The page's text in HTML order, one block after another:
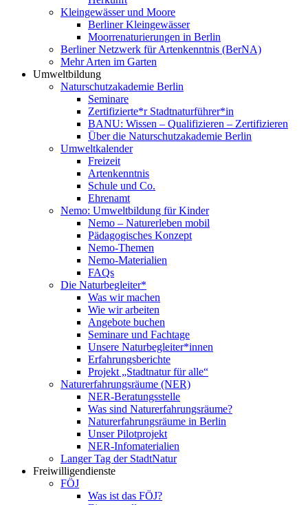
Kleingewässer und Moore
Berliner Kleingewässer
Moorrenaturierungen in Berlin
Berliner Netzwerk für Artenkenntnis (BerNA)
Mehr Arten im Garten
Umweltbildung
Naturschutzakademie Berlin
Seminare
Zertifizierte*r Stadtnaturführer*in
BANU: Wissen – Qualifizieren – Zertifizieren
Über die Naturschutzakademie Berlin
Umweltkalender
Freizeit
Artenkenntnis
Schule und Co.
Ehrenamt
Nemo: Umweltbildung für Kinder
Nemo – Naturerleben mobil
Pädagogisches Konzept
Nemo-Themen
Nemo-Materialien
FAQs
Die Naturbegleiter*
Was wir machen
Wie wir arbeiten
Angebote buchen
Seminare und Fachtage
Unsere Naturbegleiter*innen
Erfahrungsberichte
Projekt „Stadtnatur für alle“
Naturerfahrungsräume (NER)
NER-Beratungsstelle
Was sind Naturerfahrungsräume?
Naturerfahrungsräume in Berlin
Unser Pilotprojekt
NER-Infomaterialien
Langer Tag der StadtNatur
Freiwilligendienste
FÖJ
Was ist das FÖJ?